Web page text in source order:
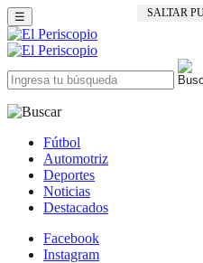
SALTAR
☰
Fútbol
Automotriz
Deportes
Noticias
Destacados
Facebook
Instagram